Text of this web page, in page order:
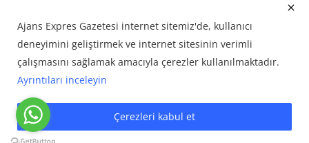
İletişim Şartlar ve Koşullar Çerez Politikası
Galeri
Ajans Expres Gazetesi internet sitemiz'de, kullanıcı
deneyimini geliştirmek ve internet sitesinin verimli
çalışmasını sağlamak amacıyla çerezler kullanılmaktadır.
Ayrıntıları inceleyin
Çerezleri kabul et
Google Haberler'de Bizi Takip Edin